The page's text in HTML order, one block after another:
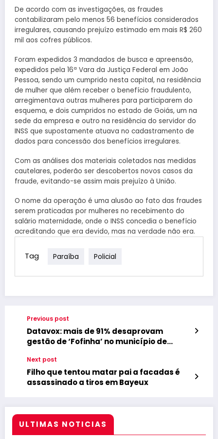
De acordo com as investigações, as fraudes
contabilizaram pelo menos 56 benefícios considerados
irregulares, causando prejuízo estimado em mais R$ 260
mil aos cofres públicos.
Foram expedidos 3 mandados de busca e apreensão,
expedidos pela 16ª Vara da Justiça Federal em João
Pessoa, sendo um cumprido nesta capital, na residência
de mulher que além receber o benefício fraudulento,
arregimentava outras mulheres para participarem do
esquema, e dois cumpridos no estado de Goiás, um na
sede da empresa e outro na residência do servidor do
INSS que supostamente atuava no cadastramento de
dados para concessão dos benefícios irregulares.
Com as análises dos materiais coletados nas medidas
cautelares, poderão ser descobertos novos casos da
fraude, evitando-se assim mais prejuízo à União.
O nome da operação é uma alusão ao fato das fraudes
serem praticadas por mulheres no recebimento do
salário maternidade, onde o INSS concedia o benefício
acreditando que era devido, mas na verdade não era.
Tag Paraíba Policial
Previous post
Datavox: mais de 91% desaprovam
gestão de ‘Fofinha’ no município de
Next post
Filho que tentou matar pai a facadas é
assassinado a tiros em Bayeux
ULTIMAS NOTICIAS